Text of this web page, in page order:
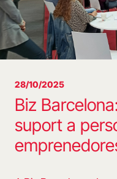
28/10/2025
Biz
suport a